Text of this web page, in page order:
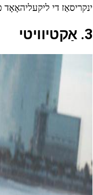
ינקריסאַז די
3. אַקטיוויטי